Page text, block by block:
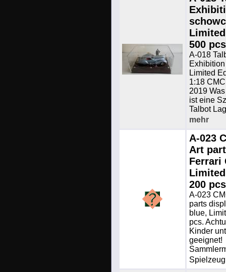
500
A-018
Limited
1:18
2019
ist eine
Talbot
mehr
A-023
Art
Ferrari
200
A-023
parts
blue,
pcs.
Kinder
geeignet!